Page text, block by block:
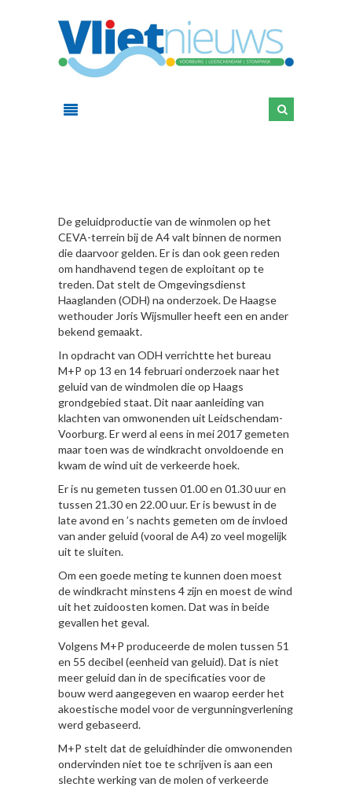
De geluidproductie van de winmolen op het
CEVA-terrein bij de A4 valt binnen de normen
die daarvoor gelden. Er is dan ook geen reden
om handhavend tegen de exploitant op te
treden. Dat stelt de Omgevingsdienst
Haaglanden (ODH) na onderzoek. De Haagse
wethouder Joris Wijsmuller heeft een en ander
bekend gemaakt.
In opdracht van ODH verrichtte het bureau
M+P op 13 en 14 februari onderzoek naar het
geluid van de windmolen die op Haags
grondgebied staat. Dit naar aanleiding van
klachten van omwonenden uit Leidschendam-
Voorburg. Er werd al eens in mei 2017 gemeten
maar toen was de windkracht onvoldoende en
kwam de wind uit de verkeerde hoek.
Er is nu gemeten tussen 01.00 en 01.30 uur en
tussen 21.30 en 22.00 uur. Er is bewust in de
late avond en ’s nachts gemeten om de invloed
van ander geluid (vooral de A4) zo veel mogelijk
uit te sluiten.
Om een goede meting te kunnen doen moest
de windkracht minstens 4 zijn en moest de wind
uit het zuidoosten komen. Dat was in beide
gevallen het geval.
Volgens M+P produceerde de molen tussen 51
en 55 decibel (eenheid van geluid). Dat is niet
meer geluid dan in de specificaties voor de
bouw werd aangegeven en waarop eerder het
akoestische model voor de vergunningverlening
werd gebaseerd.
M+P stelt dat de geluidhinder die omwonenden
ondervinden niet toe te schrijven is aan een
slechte werking van de molen of verkeerde